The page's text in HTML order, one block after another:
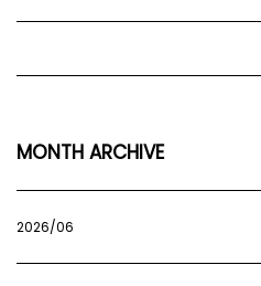
MONTH ARCHIVE
2026/06